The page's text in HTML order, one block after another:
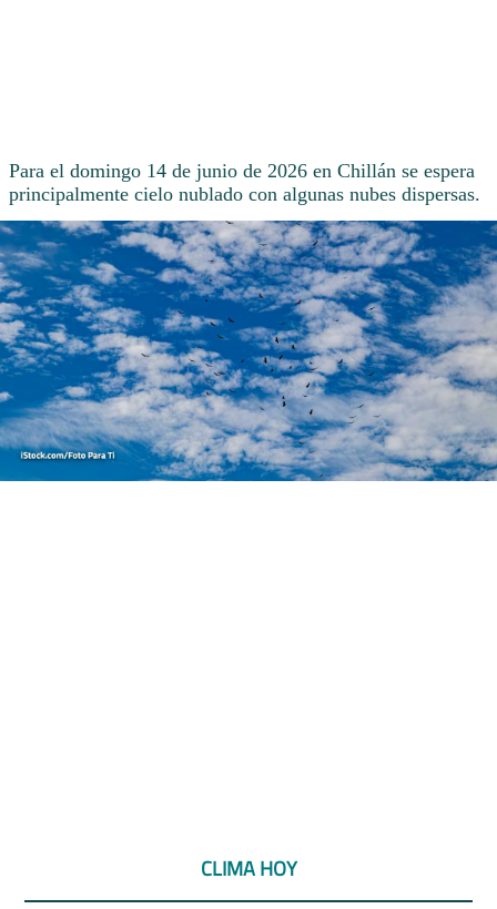
Para el domingo 14 de junio de 2026 en Chillán se espera
principalmente cielo nublado con algunas nubes dispersas.
CLIMA HOY